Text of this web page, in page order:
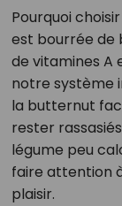
Pourquoi
est bourrée de
de vitamines A
notre système
la butternut
rester
légume peu
faire attention
plaisir.